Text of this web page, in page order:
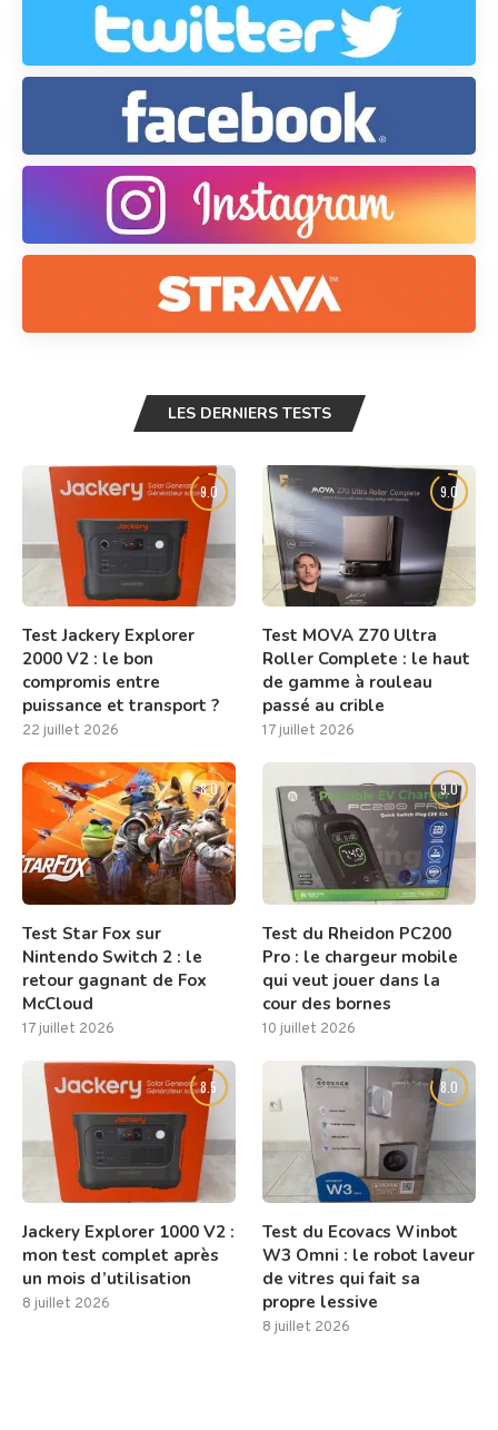
LES DERNIERS TESTS
9.0
Test Jackery Explorer
2000 V2 : le bon
compromis entre
puissance et transport ?
22 juillet 2026
9.0
Test MOVA Z70 Ultra
Roller Complete : le haut
de gamme à rouleau
passé au crible
17 juillet 2026
8.0
Test Star Fox sur
Nintendo Switch 2 : le
retour gagnant de Fox
McCloud
17 juillet 2026
9.0
Test du Rheidon PC200
Pro : le chargeur mobile
qui veut jouer dans la
cour des bornes
10 juillet 2026
8.5
Jackery Explorer 1000 V2 :
mon test complet après
un mois d’utilisation
8 juillet 2026
8.0
Test du Ecovacs Winbot
W3 Omni : le robot laveur
de vitres qui fait sa
propre lessive
8 juillet 2026